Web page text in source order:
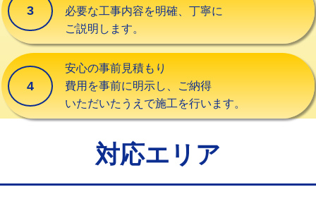
持込商品取付（混合水栓） 16,500円
持込商品取付（浄水器・分岐水栓） 16,500円
給水管工事※（ホール加工)
給水管工事※（バンド止め) 3,300円
給水管工事※（保温材使用（バンド止
5,500円
3
必要な工事内容を明確、丁寧に
ご説明します。
4
安心の事前見積もり
費用を事前に明示し、ご納得
いただいたうえで施工を行います。
対応エリア